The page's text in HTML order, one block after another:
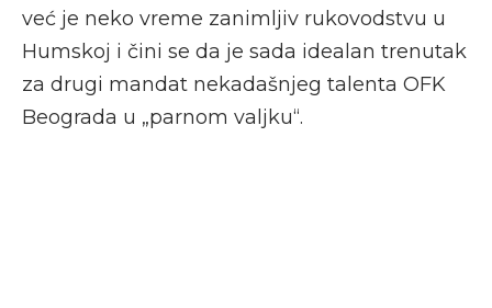
već je neko vreme zanimljiv rukovodstvu u
Humskoj i čini se da je sada idealan trenutak
za drugi mandat nekadašnjeg talenta OFK
Beograda u „parnom valjku“.